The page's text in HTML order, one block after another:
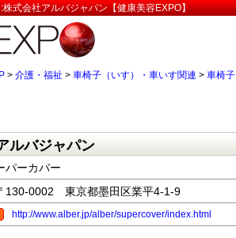
式会社アルバジャパン【健康美容EXPO】
> 介護・福祉 > 車椅子（いす）・車いす関連 > 車椅
ルバジャパン
パーカバー
130-0002 東京都墨田区業平4-1-9
http://www.alber.jp/alber/supercover/index.html